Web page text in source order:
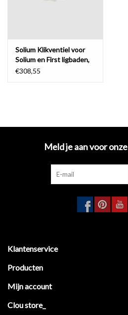
Solium Klikventiel voor
Solium en First ligbaden,
incl. stop-go
€308,55
Meld je aan voor
Klantenservice
Producten
Mijn account
Clou store_